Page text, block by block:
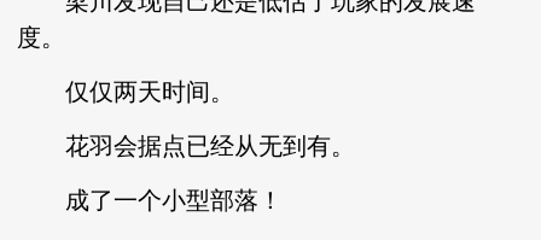
度。
仅仅两天时间。
花羽会据点已经从无到有。
成了一个小型部落！